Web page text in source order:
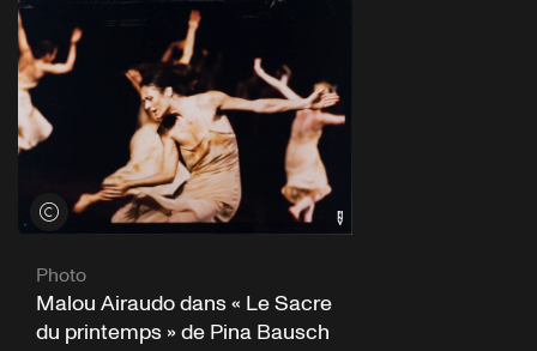
Voir les crédits
Photo
Malou Airaudo dans « Le Sacre
du printemps » de Pina Bausch